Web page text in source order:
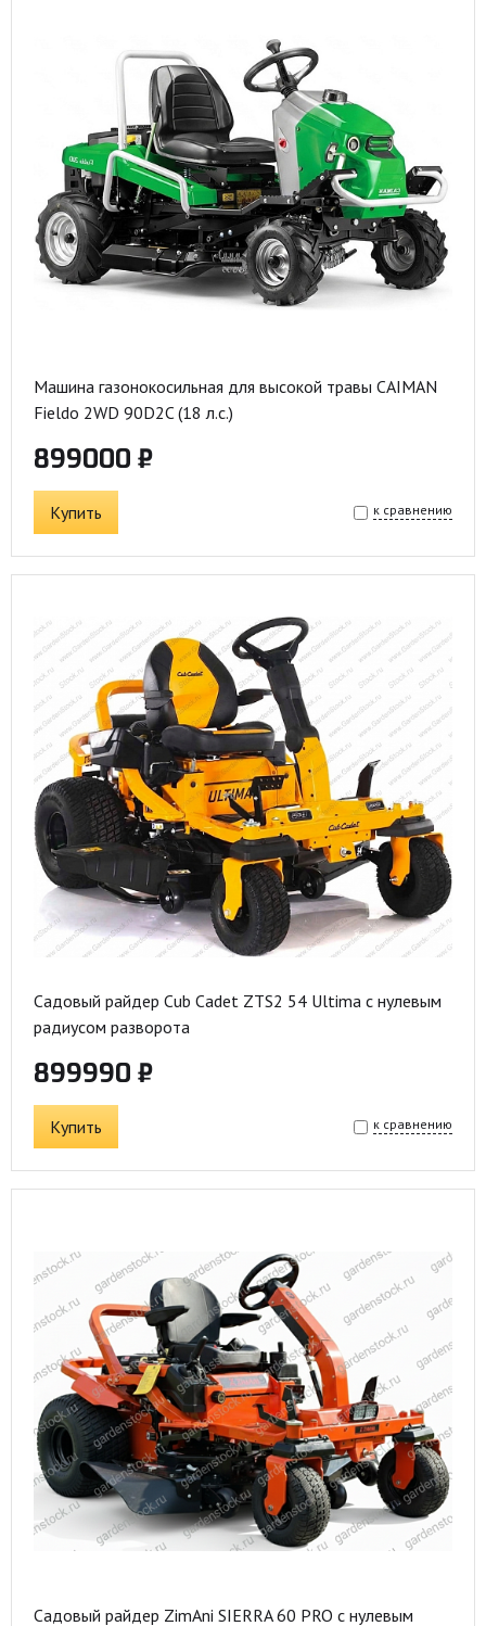
Машина газонокосильная для высокой травы CAIMAN
Fieldo 2WD 90D2C (18 л.с.)
899000 ₽
Купить к сравнению
Садовый райдер Cub Cadet ZTS2 54 Ultima с нулевым
радиусом разворота
899990 ₽
Купить к сравнению
Садовый райдер ZimAni SIERRA 60 PRO с нулевым